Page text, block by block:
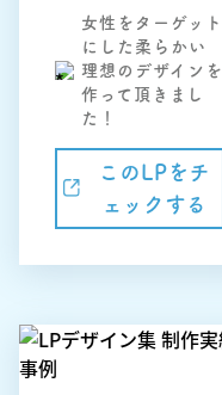
女性をターゲット
にした柔らかい
理想のデザインを
作って頂きまし
た！
このLPをチ
ェックする